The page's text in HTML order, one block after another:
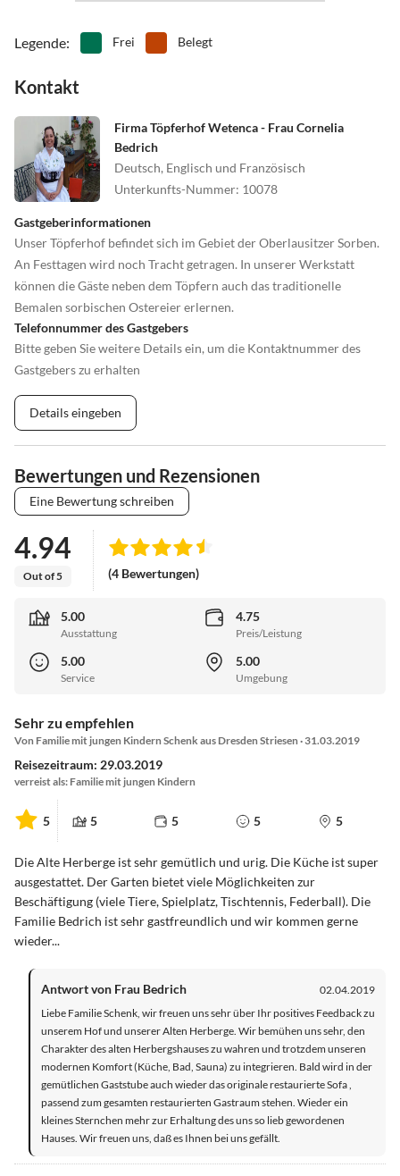
Legende: Frei Belegt
Kontakt
Firma Töpferhof Wetenca - Frau Cornelia
Bedrich
Deutsch, Englisch und Französisch
Unterkunfts-Nummer: 10078
Gastgeberinformationen
Unser Töpferhof befindet sich im Gebiet der Oberlausitzer Sorben.
An Festtagen wird noch Tracht getragen. In unserer Werkstatt
können die Gäste neben dem Töpfern auch das traditionelle
Bemalen sorbischen Ostereier erlernen.
Telefonnummer des Gastgebers
Bitte geben Sie weitere Details ein, um die Kontaktnummer des
Gastgebers zu erhalten
Details eingeben
Bewertungen und Rezensionen
Eine Bewertung schreiben
4.94
Out of 5 (4 Bewertungen)
5.00
Ausstattung
4.75
Preis/Leistung
5.00
Service
5.00
Umgebung
Sehr zu empfehlen
Von Familie mit jungen Kindern Schenk aus Dresden Striesen · 31.03.2019
Reisezeitraum: 29.03.2019
verreist als: Familie mit jungen Kindern
5 5 5 5 5
Die Alte Herberge ist sehr gemütlich und urig. Die Küche ist super
ausgestattet. Der Garten bietet viele Möglichkeiten zur
Beschäftigung (viele Tiere, Spielplatz, Tischtennis, Federball). Die
Familie Bedrich ist sehr gastfreundlich und wir kommen gerne
wieder...
Antwort von Frau Bedrich
02.04.2019
Liebe Familie Schenk, wir freuen uns sehr über Ihr positives Feedback zu
unserem Hof und unserer Alten Herberge. Wir bemühen uns sehr, den
Charakter des alten Herbergshauses zu wahren und trotzdem unseren
modernen Komfort (Küche, Bad, Sauna) zu integrieren. Bald wird in der
gemütlichen Gaststube auch wieder das originale restaurierte Sofa ,
passend zum gesamten restaurierten Gastraum stehen. Wieder ein
kleines Sternchen mehr zur Erhaltung des uns so lieb gewordenen
Hauses. Wir freuen uns, daß es Ihnen bei uns gefällt.